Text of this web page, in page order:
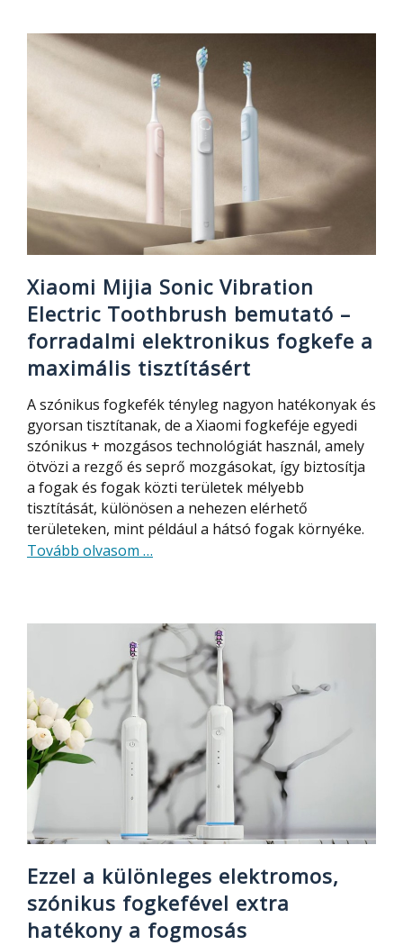
2
szájzuhannyal
tökéletes
szájhigiénia
Xiaomi Mijia Sonic Vibration
Electric Toothbrush bemutató –
forradalmi elektronikus fogkefe a
maximális tisztításért
A szónikus fogkefék tényleg nagyon hatékonyak és
gyorsan tisztítanak, de a Xiaomi fogkeféje egyedi
szónikus + mozgásos technológiát használ, amely
ötvözi a rezgő és seprő mozgásokat, így biztosítja
a fogak és fogak közti területek mélyebb
tisztítását, különösen a nehezen elérhető
területeken, mint például a hátsó fogak környéke.
Tovább olvasom about
Vibration
Electric
Toothbrush
bemutató
–
forradalmi
elektronikus
fogkefe
a
maximális
tisztításért
…
Ezzel a különleges elektromos,
szónikus fogkefével extra
hatékony a fogmosás